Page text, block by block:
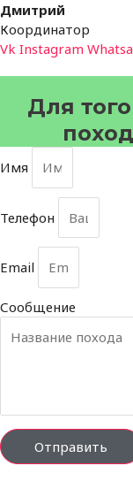
Дмитрий
Координатор
Vk Instagram
Для
Имя
Телефон
Email
Сообщение
Отправить